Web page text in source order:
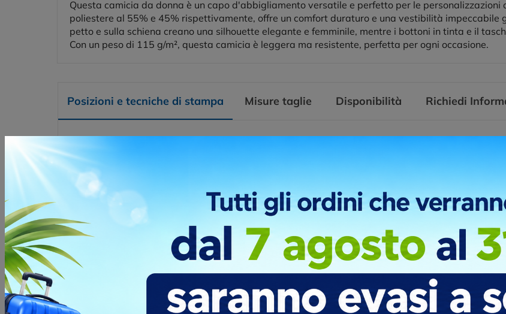
Questa camicia da donna è un capo d'abbigliamento versatile e perfetto per le personalizzazioni
poliestere al 55% e 45% rispettivamente, offre un comfort duraturo e una vestibilità impeccabile
petto e sulla schiena creano una silhouette elegante e femminile, mentre i bottoni in tinta e il
Con un peso di 115 g/m², questa camicia è leggera ma resistente, perfetta per ogni occasione.
Posizioni e tecniche di stampa Misure taglie Disponibilità Richiedi
moda, al lavoro e allo sport. Ha un’ottima resa sia su supporti
Posizioni di stampa
DIGITALE DTF
Transfer digitale DTF, è una tecnica moderna molto utile
tipo di transfer non ha una base di contorno bianca obbligatoria.
LATO CUORE LATO OPPOSTO CUORE SPALLA DESTRA SPALLA